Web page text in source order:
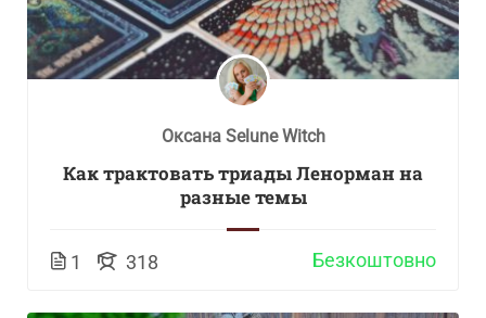
Оксана Selune Witch
Как трактовать триады Ленорман на
разные темы
1 318 Безкоштовно